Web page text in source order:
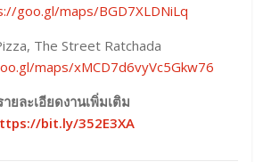
goo.gl/maps/BGD7XLDNiLq
The Street Ratchada
maps/xMCD7d6vyVc5Gkw76
ายละเอียดงานเพิ่มเติม
bit.ly/352E3XA